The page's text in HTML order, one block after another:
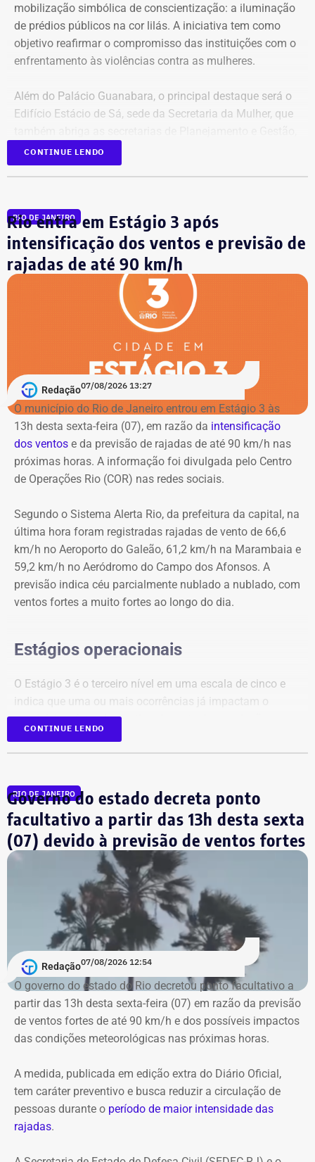
mobilização simbólica de conscientização: a iluminação
de prédios públicos na cor lilás. A iniciativa tem como
objetivo reafirmar o compromisso das instituições com o
enfrentamento às violências contra as mulheres.
Além do Palácio Guanabara, o principal destaque será o
Edifício Estácio de Sá, sede da Secretaria da Mulher, que
Desenvolvimento Social e Direitos Humanos e Trabalho e
Renda, entre outros órgãos estaduais. A iluminação
Também receberão iluminação especial o edifício do
DER-RJ, a sede da Secretaria de Estado de Transportes e
Mobilidade Urbana, o HemoRio, em Copacabana, o
Quartel-General da Polícia Militar, o Centro Integrado de
Comando e Controle (CICC), unidades estaduais de saúde
e educação e diversos equipamentos culturais.
O Cristo Redentor também será iluminado em lilás em
homenagem aos 20 anos da Lei Maria da Penha.
Como buscar ajuda
Ligue 180 – Central de Atendimento à Mulher
Aplicativo Rede Mulher
(DEAMs)
Centros Especializados de Atendimento à Mulher
(CEAMs)
Centros Integrados de Atendimento à Mulher (CIAMs)
Patrulha Maria da Penha, da Polícia Militar, para
acompanhamento de medidas protetivas
CONTINUE LENDO
RIO DE JANEIRO
Rio entra em Estágio 3 após
intensificação dos ventos e previsão de
rajadas de até 90 km/h
Redação07/08/2026 13:27
O município do Rio de Janeiro entrou em Estágio 3 às
13h desta sexta-feira (07), em razão da intensificação
dos ventos e da previsão de rajadas de até 90 km/h nas
próximas horas. A informação foi divulgada pelo Centro
de Operações Rio (COR) nas redes sociais.
Segundo o Sistema Alerta Rio, da prefeitura da capital, na
última hora foram registradas rajadas de vento de 66,6
km/h no Aeroporto do Galeão, 61,2 km/h na Marambaia e
59,2 km/h no Aeródromo do Campo dos Afonsos. A
previsão indica céu parcialmente nublado a nublado, com
ventos fortes a muito fortes ao longo do dia.
Estágios operacionais
O Estágio 3 é o terceiro nível em uma escala de cinco e
indica que uma ou mais ocorrências já impactam o
município, afetando a rotina de parte da população.
Diante do cenário, o centro de operações orienta que a
afetadas pelos ventos e mantenha distância de árvores,
postes, placas e outras estruturas que possam
representar risco durante as rajadas de vento. Também é
recomendado evitar locais descampados em caso de
ventos fortes e possíveis descargas elétricas.
Moradores de áreas de risco devem ficar atentos aos
alertas sonoros da Defesa Civil. O acionamento das
sirenes indica risco de deslizamentos e a necessidade de
deslocamento para os pontos de apoio definidos pelo
município. Em situações de emergência, a população
pode acionar o Corpo de Bombeiros pelo telefone 193 e a
Defesa Civil pelo número 199.
CONTINUE LENDO
RIO DE JANEIRO
Governo do estado decreta ponto
facultativo a partir das 13h desta sexta
(07) devido à previsão de ventos fortes
Redação07/08/2026 12:54
O governo do estado do Rio decretou ponto facultativo a
partir das 13h desta sexta-feira (07) em razão da previsão
de ventos fortes de até 90 km/h e dos possíveis impactos
das condições meteorológicas nas próximas horas.
A medida, publicada em edição extra do Diário Oficial,
tem caráter preventivo e busca reduzir a circulação de
pessoas durante o período de maior intensidade das
rajadas.